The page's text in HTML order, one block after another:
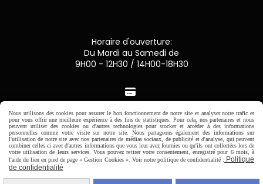
Horaire d'ouverture:
Du Mardi au Samedi de
9H00 - 12H30 / 14H00-18H30

Paiement sécurisé
CB Crédit Agricole
Virement bancaire
Nous utilisons des cookies pour assurer le bon fonctionnement de notre site et analyser notre trafic et
pour vous offrir une meilleure expérience à des fins de statistiques. Pour cela, nos partenaires et nous
peuvent utiliser des cookies ou d'autres technologies pour stocker et accéder à des informations
personnelles comme votre visite sur notre site. Nous partageons également des informations sur
l'utilisation de notre site avec nos partenaires de médias sociaux, de publicité et d'analyse, qui peuvent
combiner celles-ci avec d'autres informations que vous leur avez fournies ou qu'ils ont collectées lors de
votre utilisation de leurs services. Vous pouvez retirer votre consentement, enregistré pour 6 mois, à
l'aide du lien en pied de page « Gestion Cookies ». Voir notre politique de confidentialité : Politique
de confidentialité